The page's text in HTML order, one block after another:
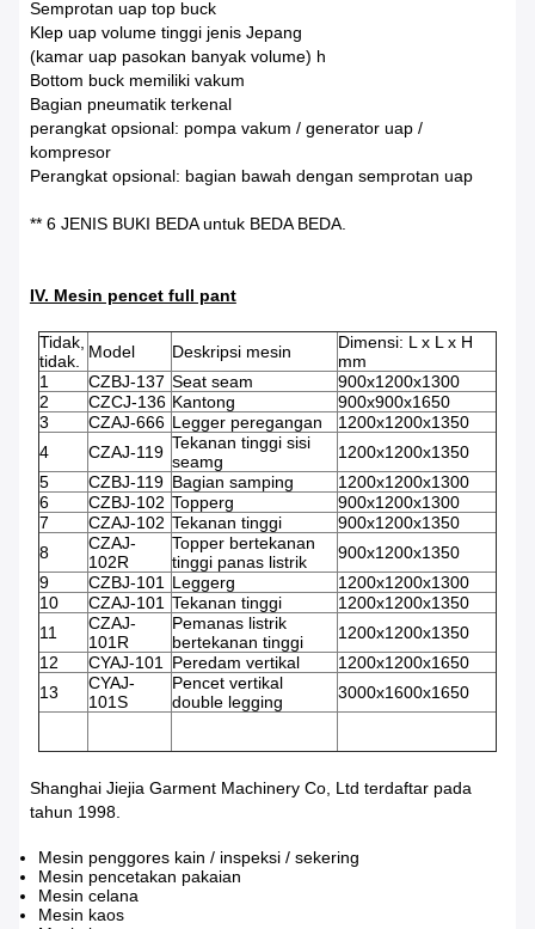
Semprotan uap top buck
Klep uap volume tinggi jenis Jepang
(kamar uap pasokan banyak volume) h
Bottom buck memiliki vakum
Bagian pneumatik terkenal
perangkat opsional: pompa vakum / generator uap /
kompresor
Perangkat opsional: bagian bawah dengan semprotan uap
** 6 JENIS BUKI BEDA untuk BEDA BEDA.
IV. Mesin pencet full pant
Tidak,
tidak. Model Deskripsi mesin
Dimensi: L x L x H
mm
1
CZBJ-137 Seat seam
900x1200x1300
2
CZCJ-136 Kantong
900x900x1650
3
CZAJ-666 Legger peregangan
1200x1200x1350
4
CZAJ-119 Tekanan tinggi sisi
seamg
1200x1200x1350
5
CZBJ-119 Bagian samping
1200x1200x1300
6
CZBJ-102 Topperg
900x1200x1300
7
CZAJ-102 Tekanan tinggi
900x1200x1350
8
CZAJ-
102R
Topper bertekanan
tinggi panas listrik
900x1200x1350
9
CZBJ-101 Leggerg
1200x1200x1300
10
CZAJ-101 Tekanan tinggi
1200x1200x1350
11
CZAJ-
101R
Pemanas listrik
bertekanan tinggi
1200x1200x1350
12
CYAJ-101 Peredam vertikal
1200x1200x1650
13
CYAJ-
101S
Pencet vertikal
double legging
3000x1600x1650
Shanghai Jiejia Garment Machinery Co, Ltd terdaftar pada
tahun 1998.
Mesin penggores kain / inspeksi / sekering
Mesin pencetakan pakaian
Mesin celana
Mesin kaos